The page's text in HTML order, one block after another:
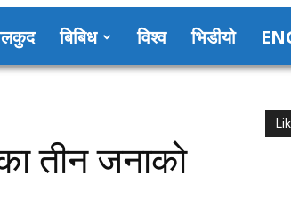
बिबिध विश्व भिडीयो
तीन जनाको